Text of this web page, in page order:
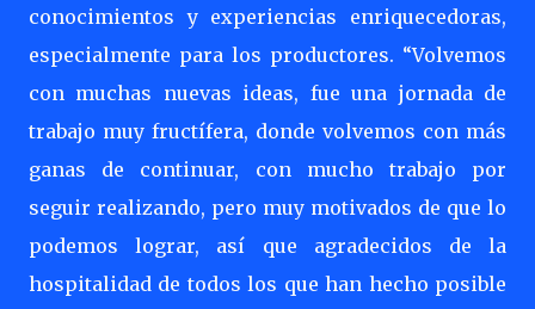
conocimientos y experiencias enriquecedoras,
especialmente para los productores. “Volvemos
con muchas nuevas ideas, fue una jornada de
trabajo muy fructífera, donde volvemos con más
ganas de continuar, con mucho trabajo por
seguir realizando, pero muy motivados de que lo
podemos lograr, así que agradecidos de la
hospitalidad de todos los que han hecho posible